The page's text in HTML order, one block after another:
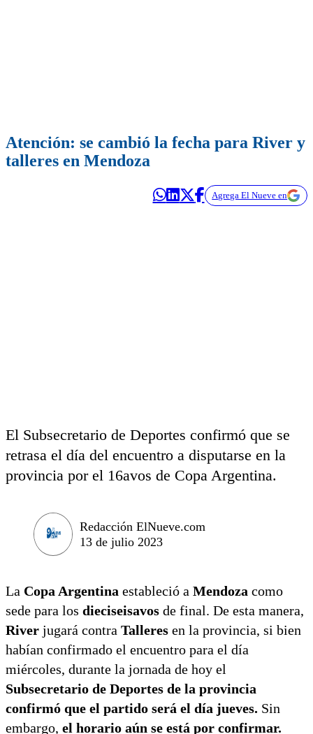
Atención: se cambió la fecha para River y
talleres en Mendoza
Agrega El Nueve en
El Subsecretario de Deportes confirmó que se
retrasa el día del encuentro a disputarse en la
provincia por el 16avos de Copa Argentina.
Redacción ElNueve.com
13 de julio 2023
La Copa Argentina estableció a Mendoza como
sede para los dieciseisavos de final. De esta manera,
River jugará contra Talleres en la provincia, si bien
habían confirmado el encuentro para el día
miércoles, durante la jornada de hoy el
Subsecretario de Deportes de la provincia
confirmó que el partido será el día jueves. Sin
embargo, el horario aún se está por confirmar.